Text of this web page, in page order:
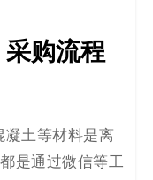
购流程
凝土等材料是离
是通过微信等工